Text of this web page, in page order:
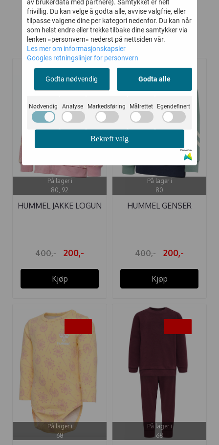
Kunder kjøpte også
-50%
På lager i
80, 92
HUMMEL JAKKE LOGUN
400,- 200,-
Kjøp
-50%
På lager i
80
HUMMEL GENSER
400,- 200,-
Kjøp
På lager i
68
På lager i
68
av brukerdata med partnere). Samtykket er helt
frivillig. Du kan velge å godta alle, avvise valgfrie, eller
tilpasse valgene dine per kategori nedenfor. Du kan når
som helst endre eller trekke tilbake dine samtykker via
lenken «personvern» nederst på nettsiden vår.
Les mer om informasjonskapsler
Googles retningslinjer for personvern
Godta nødvendig Godta alle
Nødvendig Analyse Markedsføring Målrettet Egendefinert
Bekreft valg
Drevet av